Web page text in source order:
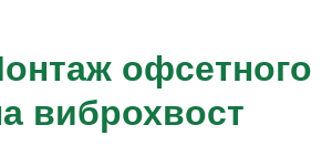
офсетного
виброхвост